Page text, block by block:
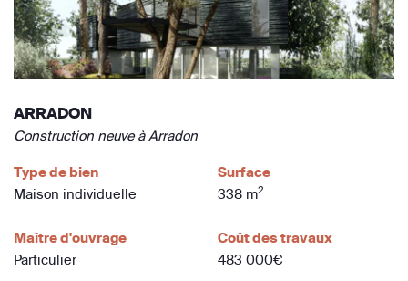
ARRADON
Construction neuve à Arradon
Type de bien
Maison individuelle
Surface
338 m2
Maître d'ouvrage
Particulier
Coût des travaux
483 000€